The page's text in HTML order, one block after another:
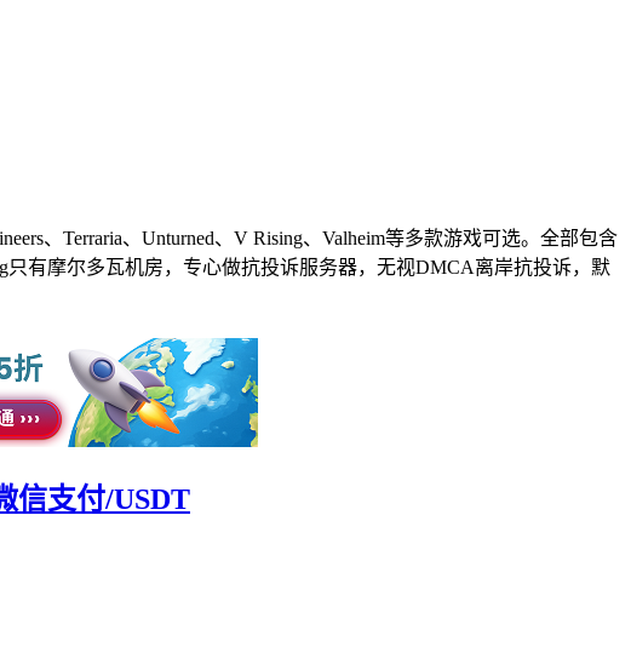
、Terraria、Unturned、V Rising、Valheim等多款游戏可选。全部包含
只有摩尔多瓦机房，专心做抗投诉服务器，无视DMCA离岸抗投诉，默
信支付/USDT